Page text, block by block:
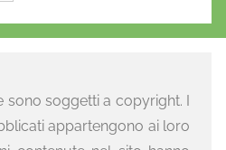
sono soggetti a copyright. I
appartengono ai loro